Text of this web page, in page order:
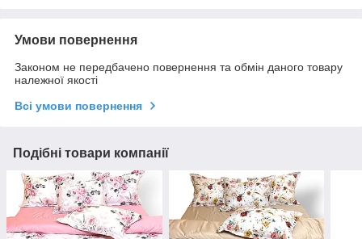
Умови повернення
Законом не передбачено повернення та обмін даного товару
належної якості
Всі умови повернення
Подібні товари компанії